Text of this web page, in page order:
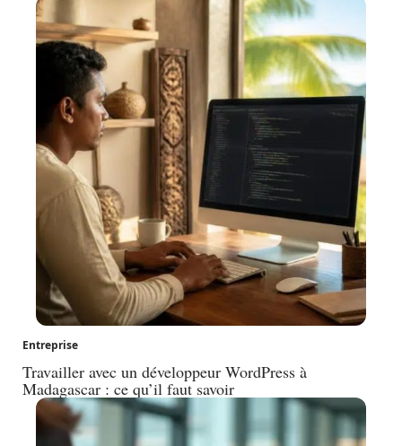
Entreprise
Travailler avec un développeur WordPress à
Madagascar : ce qu’il faut savoir